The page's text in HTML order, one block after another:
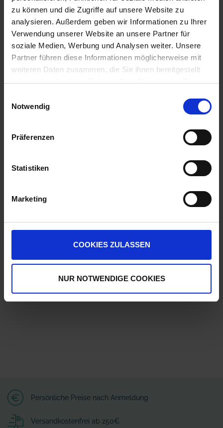
zu können und die Zugriffe auf unsere Website zu
analysieren. Außerdem geben wir Informationen zu Ihrer
Verwendung unserer Website an unsere Partner für
soziale Medien, Werbung und Analysen weiter. Unsere
Partner führen diese Informationen möglicherweise mit
weiteren Daten zusammen, die Sie ihnen bereitgestellt
haben oder die sie im Rahmen Ihrer Nutzung der Dienste
Notwendig
Präferenzen
Statistiken
Marketing
COOKIES ZULASSEN
NUR NOTWENDIGE COOKIES
WARENKORB WARENKORB
Anmelden für Ihren persönlichen Preis
1,05 € / St
Auf Lager
QTY_CONTROL_DECREASE
IN DEN WARENKORB
ZUR VERGLEICHSLISTE HINZUFÜGEN
Lechler GmbH
72555 Metzingen
info@lechler.de
Persönliche Preise nach Anmeldung
Versandkostenfrei ab 250€